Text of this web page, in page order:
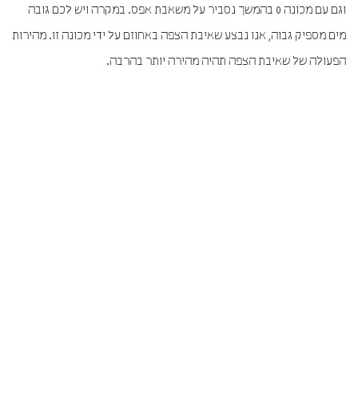
וגם עם מכונה 0 בהמשך נסביר על משאבת אפס. במקרה ויש לכם גובה
מים מספיק גבוה, אנו נבצע שאיבת הצפה באחוזם על ידי מכונה זו. מהירות
הפעולה של שאיבת הצפה תהיה מהירה יותר בהרבה.